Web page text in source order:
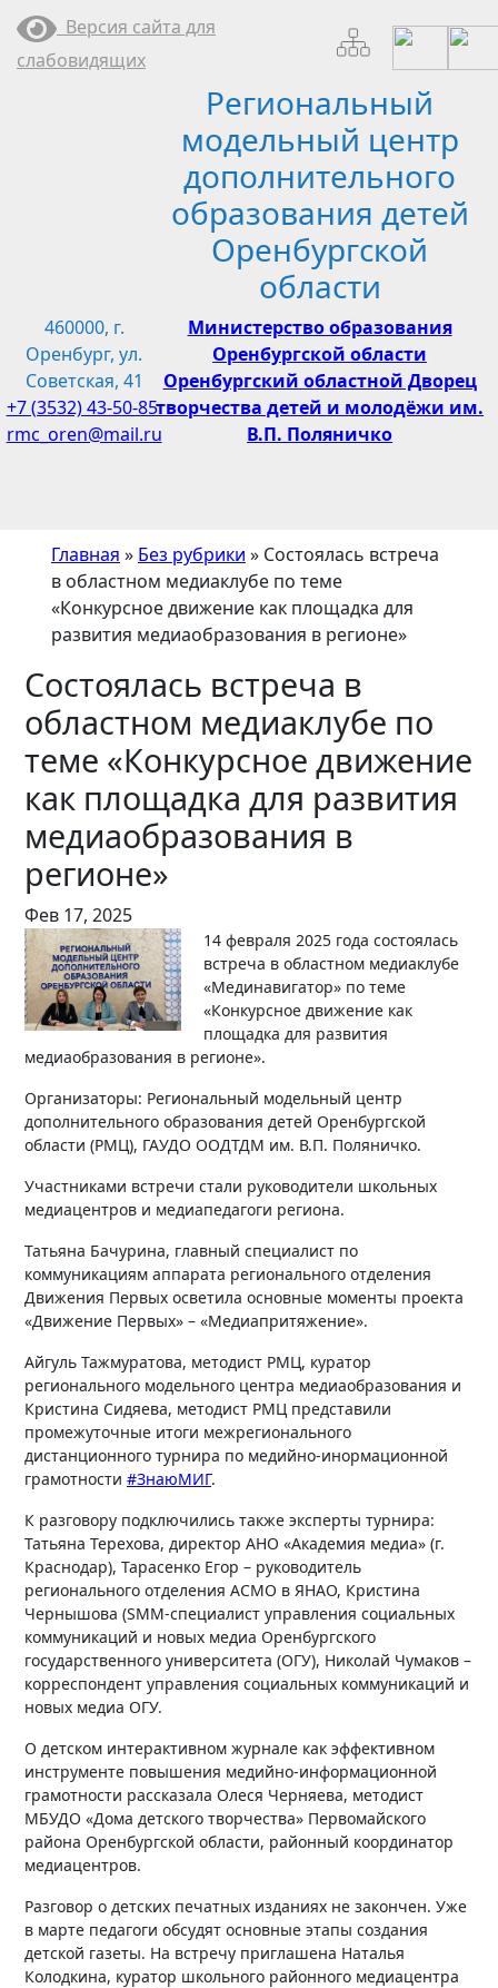
Перейти
содержимому
Версия сайта для
слабовидящих
Региональный
модельный центр
дополнительного
образования детей
Оренбургской
области
460000, г.
Оренбург, ул.
Советская, 41
+7 (3532) 43-50-85
rmc_oren@mail.ru
Министерство образования
Оренбургской области
Оренбургский областной Дворец
творчества детей и молодёжи им.
В.П. Поляничко
Главная » Без рубрики » Состоялась встреча
в областном медиаклубе по теме
«Конкурсное движение как площадка для
развития медиаобразования в регионе»
Состоялась встреча в
областном медиаклубе по
теме «Конкурсное движение
как площадка для развития
медиаобразования в
регионе»
Фев 17, 2025
14 февраля 2025 года состоялась
встреча в областном медиаклубе
«Мединавигатор» по теме
«Конкурсное движение как
площадка для развития
медиаобразования в регионе».
Организаторы: Региональный модельный центр
дополнительного образования детей Оренбургской
области (РМЦ), ГАУДО ООДТДМ им. В.П. Поляничко.
Участниками встречи стали руководители школьных
медиацентров и медиапедагоги региона.
Татьяна Бачурина, главный специалист по
коммуникациям аппарата регионального отделения
Движения Первых осветила основные моменты проекта
«Движение Первых» – «Медиапритяжение».
Айгуль Тажмуратова, методист РМЦ, куратор
регионального модельного центра медиаобразования и
Кристина Сидяева, методист РМЦ представили
промежуточные итоги межрегионального
дистанционного турнира по медийно-инормационной
грамотности #ЗнаюМИГ.
К разговору подключились также эксперты турнира:
Татьяна Терехова, директор АНО «Академия медиа» (г.
Краснодар), Тарасенко Егор – руководитель
регионального отделения АСМО в ЯНАО, Кристина
Чернышова (SMM-специалист управления социальных
коммуникаций и новых медиа Оренбургского
государственного университета (ОГУ), Николай Чумаков –
корреспондент управления социальных коммуникаций и
новых медиа ОГУ.
О детском интерактивном журнале как эффективном
инструменте повышения медийно-информационной
грамотности рассказала Олеся Черняева, методист
МБУДО «Дома детского творчества» Первомайского
района Оренбургской области, районный координатор
медиацентров.
Разговор о детских печатных изданиях не закончен. Уже
в марте педагоги обсудят основные этапы создания
детской газеты. На встречу приглашена Наталья
Колодкина, куратор школьного районного медиацентра